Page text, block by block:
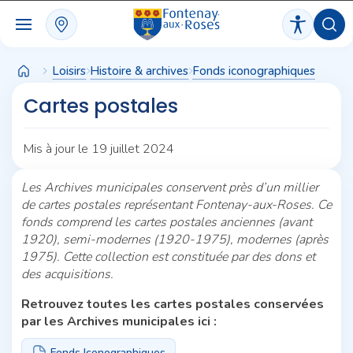
Loisirs Histoire & archives Fonds iconographiques
Cartes postales
Mis à jour le 19 juillet 2024
Les Archives municipales conservent près d’un millier
de cartes postales représentant Fontenay-aux-Roses. Ce
fonds comprend les cartes postales anciennes (avant
1920), semi-modernes (1920-1975), modernes (après
1975). Cette collection est constituée par des dons et
des acquisitions.
Retrouvez toutes les cartes postales conservées
par les Archives municipales ici :
Panneau de gestion des cookies